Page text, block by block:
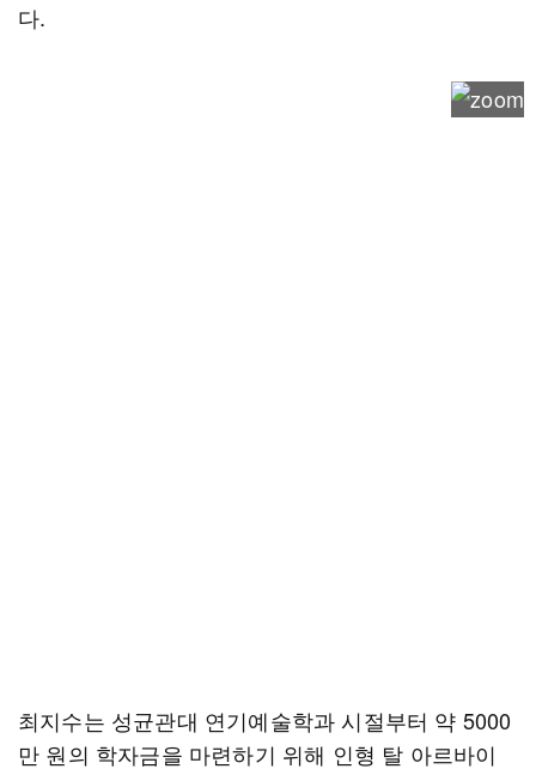
다.
최지수는 성균관대 연기예술학과 시절부터 약 5000
만 원의 학자금을 마련하기 위해 인형 탈 아르바이